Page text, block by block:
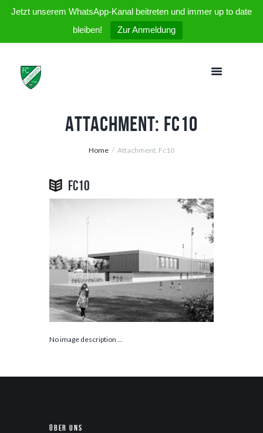
Jetzt unserem WhatsApp-Kanal beitreten und immer up to date
bleiben!
Zur Anmeldung
Attachment: Fc10
Home Attachment: Fc10
Fc10
No image description ...
Über uns